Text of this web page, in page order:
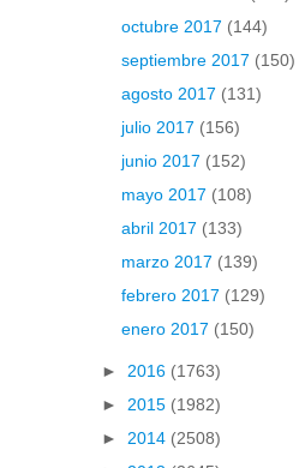
octubre 2017 (144)
septiembre 2017 (150)
agosto 2017 (131)
julio 2017 (156)
junio 2017 (152)
mayo 2017 (108)
abril 2017 (133)
marzo 2017 (139)
febrero 2017 (129)
enero 2017 (150)
► 2016 (1763)
► 2015 (1982)
► 2014 (2508)